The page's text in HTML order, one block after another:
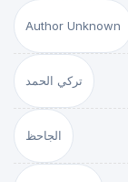
Author Unknown
تركي الحمد
الجاحظ